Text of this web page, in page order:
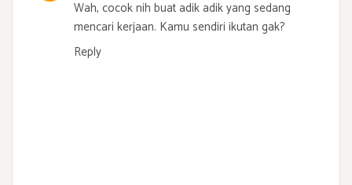
Wah, cocok nih buat adik adik yang sedang
mencari kerjaan. Kamu sendiri ikutan gak?
Reply